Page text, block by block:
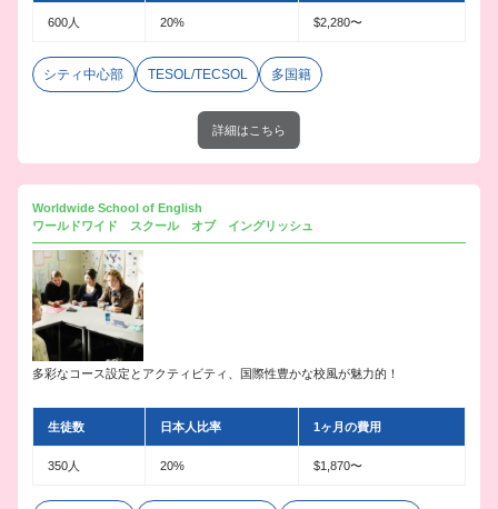
600人 20% $2,280〜
シティ中心部 TESOL/TECSOL 多国籍
詳細はこちら
Worldwide School of English
ワールドワイド スクール オブ イングリッシュ
多彩なコース設定とアクティビティ、国際性豊かな校風が魅力的！
生徒数 日本人比率 1ヶ月の費用
350人 20% $1,870〜